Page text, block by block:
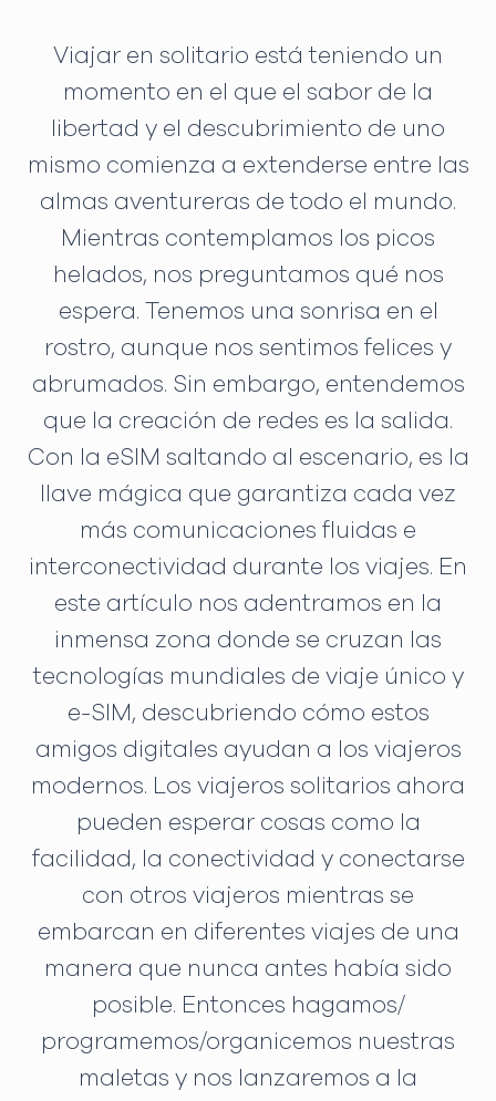
Viajar en solitario está teniendo un
momento en el que el sabor de la
libertad y el descubrimiento de uno
mismo comienza a extenderse entre las
almas aventureras de todo el mundo.
Mientras contemplamos los picos
helados, nos preguntamos qué nos
espera. Tenemos una sonrisa en el
rostro, aunque nos sentimos felices y
abrumados. Sin embargo, entendemos
que la creación de redes es la salida.
Con la eSIM saltando al escenario, es la
llave mágica que garantiza cada vez
más comunicaciones fluidas e
interconectividad durante los viajes. En
este artículo nos adentramos en la
inmensa zona donde se cruzan las
tecnologías mundiales de viaje único y
e-SIM, descubriendo cómo estos
amigos digitales ayudan a los viajeros
modernos. Los viajeros solitarios ahora
pueden esperar cosas como la
facilidad, la conectividad y conectarse
con otros viajeros mientras se
embarcan en diferentes viajes de una
manera que nunca antes había sido
posible. Entonces hagamos/
programemos/organicemos nuestras
maletas y nos lanzaremos a la